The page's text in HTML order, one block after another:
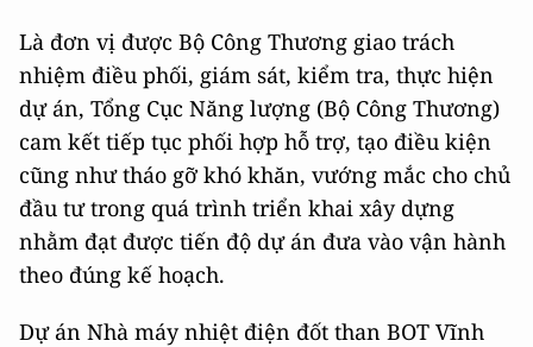
Là đơn vị được Bộ Công Thương giao trách
nhiệm điều phối, giám sát, kiểm tra, thực hiện
dự án, Tổng Cục Năng lượng (Bộ Công Thương)
cam kết tiếp tục phối hợp hỗ trợ, tạo điều kiện
cũng như tháo gỡ khó khăn, vướng mắc cho chủ
đầu tư trong quá trình triển khai xây dựng
nhằm đạt được tiến độ dự án đưa vào vận hành
theo đúng kế hoạch.
Dự án Nhà máy nhiệt điện đốt than BOT Vĩnh